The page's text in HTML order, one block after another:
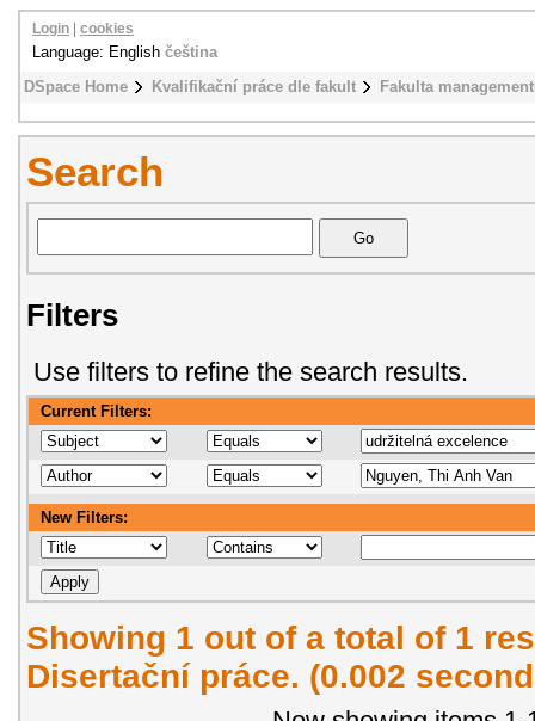
DSpace Home Kvalifikační práce dle fakult Fakulta
Login cookies
Language: English čeština
Search
Filters
Use filters to refine the search results.
Current Filters:
New Filters:
Showing 1 out of a total of 1
Disertační práce. (0.002